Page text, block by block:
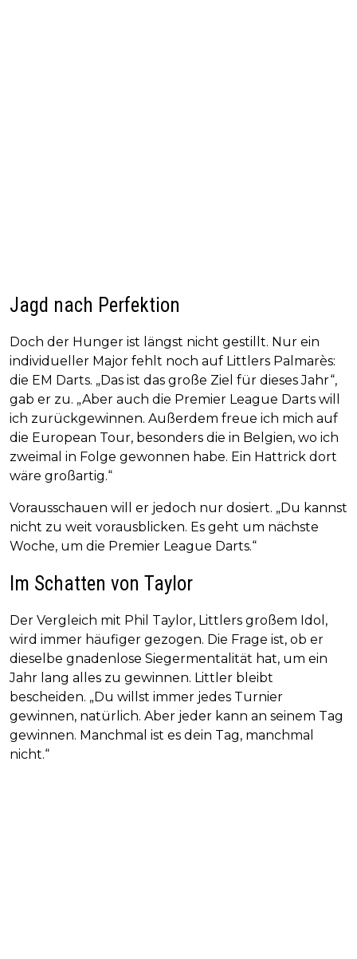
Jagd nach Perfektion
Doch der Hunger ist längst nicht gestillt. Nur ein
individueller Major fehlt noch auf Littlers Palmarès:
die EM Darts. „Das ist das große Ziel für dieses Jahr“,
gab er zu. „Aber auch die Premier League Darts will
ich zurückgewinnen. Außerdem freue ich mich auf
die European Tour, besonders die in Belgien, wo ich
zweimal in Folge gewonnen habe. Ein Hattrick dort
wäre großartig.“
Vorausschauen will er jedoch nur dosiert. „Du kannst
nicht zu weit vorausblicken. Es geht um nächste
Woche, um die Premier League Darts.“
Im Schatten von Taylor
Der Vergleich mit Phil Taylor, Littlers großem Idol,
wird immer häufiger gezogen. Die Frage ist, ob er
dieselbe gnadenlose Siegermentalität hat, um ein
Jahr lang alles zu gewinnen. Littler bleibt
bescheiden. „Du willst immer jedes Turnier
gewinnen, natürlich. Aber jeder kann an seinem Tag
gewinnen. Manchmal ist es dein Tag, manchmal
nicht.“